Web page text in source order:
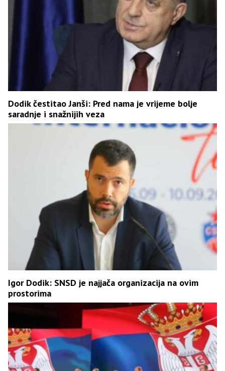
Dodik čestitao Janši: Pred nama je vrijeme bolje
saradnje i snažnijih veza
Igor Dodik: SNSD je najjača organizacija na ovim
prostorima